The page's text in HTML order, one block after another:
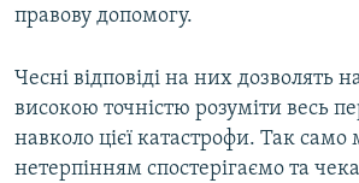
правову допомогу.
Чесні відповіді на них дозволять
високою точністю розуміти весь
навколо цієї катастрофи. Так само
нетерпінням спостерігаємо та